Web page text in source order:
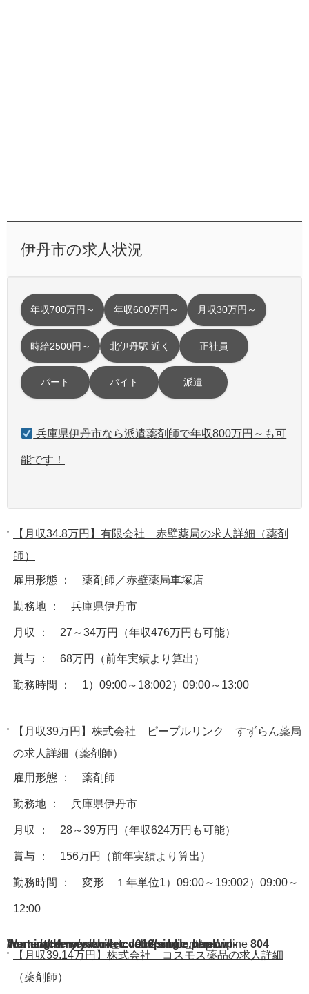
伊丹市の求人状況
年収700万円～ 年収600万円～ 月収30万円～
時給2500円～ 北伊丹駅 近く 正社員
パート バイト 派遣
兵庫県伊丹市なら派遣薬剤師で年収800万円～も可
能です！
【月収34.8万円】有限会社 赤壁薬局の求人詳細（薬剤
師）
雇用形態 ： 薬剤師／赤壁薬局車塚店
勤務地 ： 兵庫県伊丹市
月収 ： 27～34万円（年収476万円も可能）
賞与 ： 68万円（前年実績より算出）
勤務時間 ： 1）09:00～18:002）09:00～13:00
【月収39万円】株式会社 ピープルリンク すずらん薬局
の求人詳細（薬剤師）
雇用形態 ： 薬剤師
勤務地 ： 兵庫県伊丹市
月収 ： 28～39万円（年収624万円も可能）
賞与 ： 156万円（前年実績より算出）
勤務時間 ： 変形 １年単位1）09:00～19:002）09:00～
12:00
Warning: A non-numeric value encountered in
/home/acdmy/yaku-rec.com/public_html/wp-content/themes/chill_tcd016/single.phpon line 804
【月収39.14万円】株式会社 コスモス薬品の求人詳細
（薬剤師）